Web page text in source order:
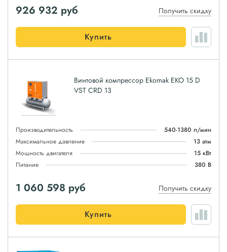
926 932 руб Получить скидку
Купить
Винтовой компрессор Ekomak EKO 15 D
VST CRD 13
Производительность
540-1380 л/мин
Максимальное давление
13 атм
Мощность двигателя
15 кВт
Питание
380 В
1 060 598 руб Получить скидку
Купить